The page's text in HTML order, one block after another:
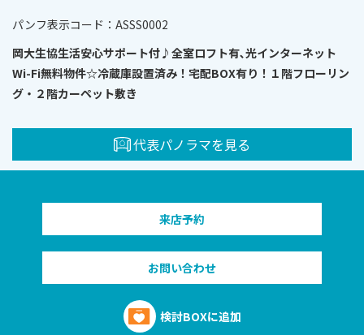
パンフ表⽰コード：ASSS0002
岡大生協生活安心サポート付♪全室ロフト有､光インターネット
Wi-Fi無料物件☆冷蔵庫設置済み！宅配BOX有り！１階フローリン
グ・２階カーペット敷き
代表パノラマを見る
来店予約
お問い合わせ
検討BOXに追加